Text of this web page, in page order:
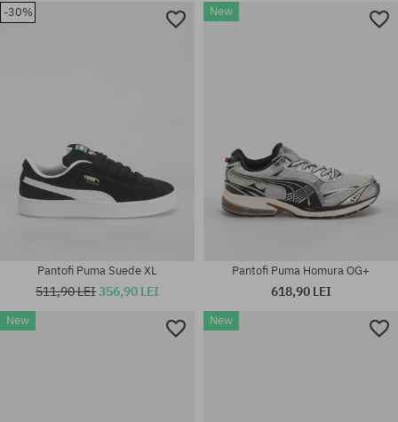
-30%
Pantofi Puma Suede XL
511,90 LEI356,90 LEI
New
Pantofi Puma Homura OG+
618,90 LEI
New New